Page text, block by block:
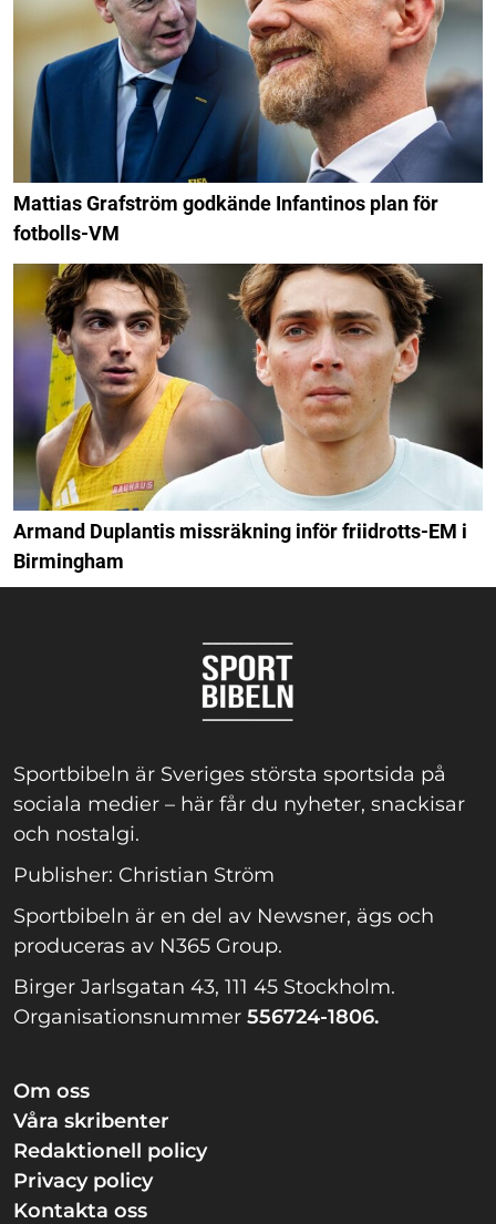
Mattias Grafström godkände Infantinos plan för
fotbolls-VM
Armand Duplantis missräkning inför friidrotts-EM i
Birmingham
Sportbibeln är Sveriges största sportsida på
sociala medier – här får du nyheter, snackisar
och nostalgi.
Publisher: Christian Ström
Sportbibeln är en del av Newsner, ägs och
produceras av N365 Group.
Birger Jarlsgatan 43, 111 45 Stockholm.
Organisationsnummer 556724-1806.
Om oss
Våra skribenter
Redaktionell policy
Privacy policy
Kontakta oss